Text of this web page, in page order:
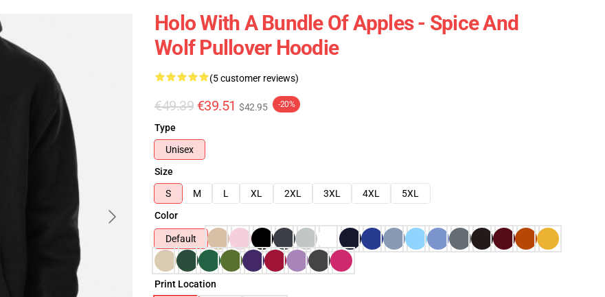
Holo With A Bundle Of Apples - Spice And
Wolf Pullover Hoodie
(5 customer reviews)
€49.39 €39.51 $42.95 -20%
Type
Unisex
Size
S
M L XL 2XL 3XL 4XL
5XL
Color
Default
Print Location